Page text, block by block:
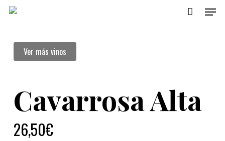
Skip
Menu
Ver más vinos
Cavarrosa Alta
26,50€